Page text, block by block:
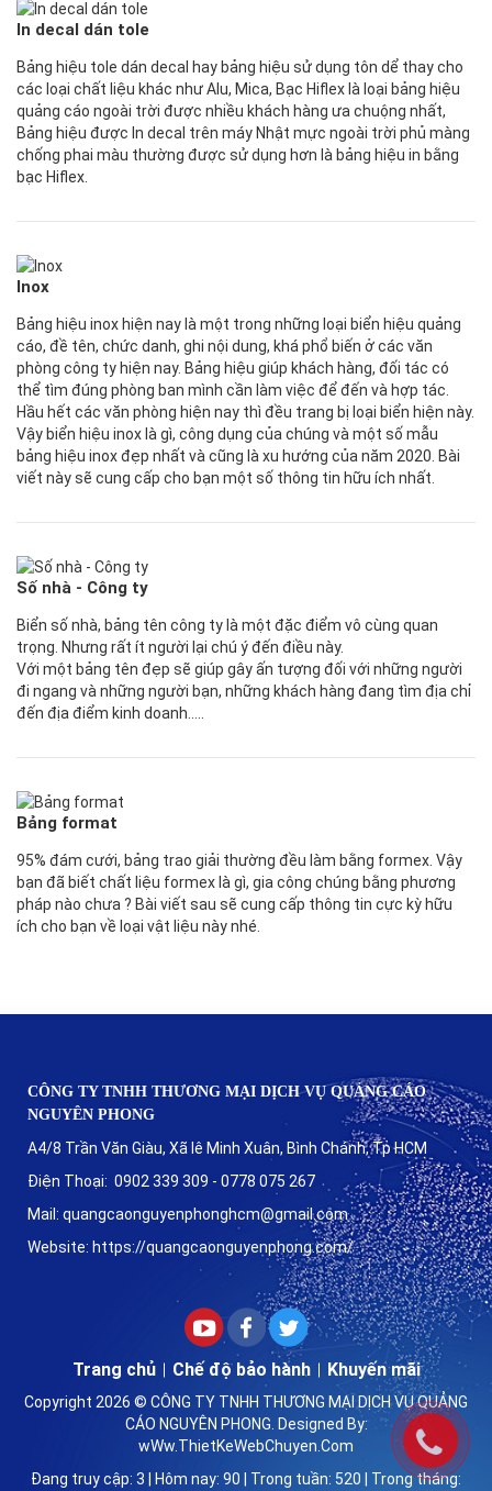
In decal dán tole
Bảng hiệu tole dán decal hay bảng hiệu sử dụng tôn dể thay cho
các loại chất liệu khác như Alu, Mica, Bạc Hiflex là loại bảng hiệu
quảng cáo ngoài trời được nhiều khách hàng ưa chuộng nhất,
Bảng hiệu được In decal trên máy Nhật mực ngoài trời phủ màng
chống phai màu thường được sử dụng hơn là bảng hiệu in bằng
bạc Hiflex.
Inox
Bảng hiệu inox hiện nay là một trong những loại biển hiệu quảng
cáo, đề tên, chức danh, ghi nội dung, khá phổ biến ở các văn
phòng công ty hiện nay. Bảng hiệu giúp khách hàng, đối tác có
thể tìm đúng phòng ban mình cần làm việc để đến và hợp tác.
Hầu hết các văn phòng hiện nay thì đều trang bị loại biển hiện này.
Vậy biển hiệu inox là gì, công dụng của chúng và một số mẫu
bảng hiệu inox đẹp nhất và cũng là xu hướng của năm 2020. Bài
viết này sẽ cung cấp cho bạn một số thông tin hữu ích nhất.
Số nhà - Công ty
Biển số nhà, bảng tên công ty là một đặc điểm vô cùng quan
trọng. Nhưng rất ít người lại chú ý đến điều này.
Với một bảng tên đẹp sẽ giúp gây ấn tượng đối với những người
đi ngang và những người bạn, những khách hàng đang tìm địa chỉ
đến địa điểm kinh doanh…..
Bảng format
95% đám cưới, bảng trao giải thường đều làm bằng formex. Vậy
bạn đã biết chất liệu formex là gì, gia công chúng bằng phương
pháp nào chưa ? Bài viết sau sẽ cung cấp thông tin cực kỳ hữu
ích cho bạn về loại vật liệu này nhé.
CÔNG TY TNHH THƯƠNG MẠI DỊCH VỤ QUẢNG CÁO
NGUYÊN PHONG
A4/8 Trần Văn Giàu, Xã lê Minh Xuân, Bình Chánh, Tp HCM
Điện Thoại: 0902 339 309 - 0778 075 267
Mail: quangcaonguyenphonghcm@gmail.com
Website: https://quangcaonguyenphong.com/
Trang chủ Chế độ bảo hành Khuyến mãi
Copyright 2026 © CÔNG TY TNHH THƯƠNG MẠI DỊCH VỤ QUẢNG
CÁO NGUYÊN PHONG. Designed By:
wWw.ThietKeWebChuyen.Com
Đang truy cập: 3 | Hôm nay: 90 | Trong tuần: 520 | Trong tháng: